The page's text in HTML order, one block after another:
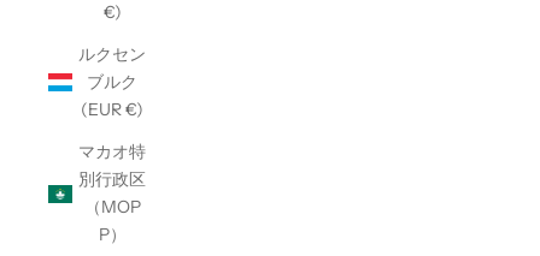
€)
ルクセン
ブルク
(EUR €)
マカオ特
別行政区
（MOP
P）